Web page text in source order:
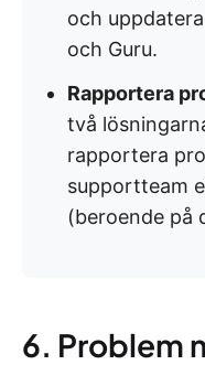
och
och Guru.
Rapportera
två
rapportera
supportteam
(beroende på
6. Problem